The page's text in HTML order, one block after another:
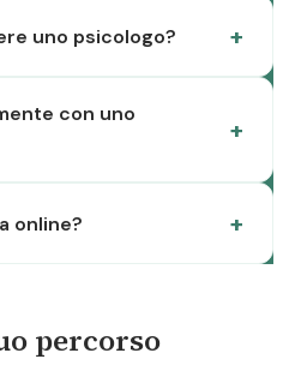
uno psicologo?
con uno
online?
percorso